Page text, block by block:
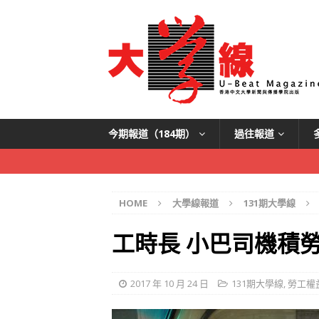
今期報道（184期） 過往報道
HOME 大學線報道 131期大學線
工時長 小巴司機積
2017 年 10 月 24 日 131期大學線, 勞工權